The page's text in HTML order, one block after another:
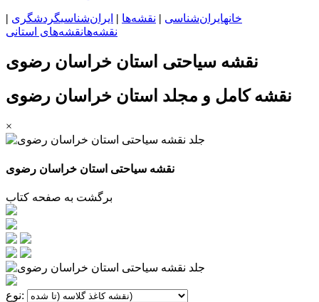
خانهایران‌شناسی | نقشه‌ها | ایران‌شناسیگردشگری |
نقشه‌هانقشه‌های استانی
نقشه سیاحتی استان خراسان رضوى
نقشه کامل و مجلد استان خراسان رضوى
×
نقشه سیاحتی استان خراسان رضوى
برگشت به صفحه کتاب
نوع: